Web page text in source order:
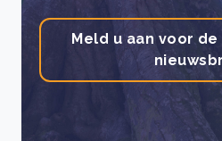
Meld u aan voor